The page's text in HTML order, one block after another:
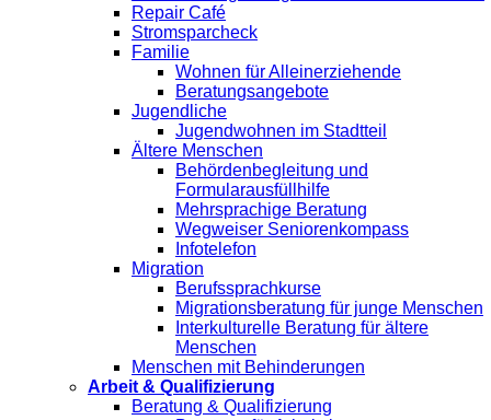
Repair Café
Stromsparcheck
Familie
Wohnen für Alleinerziehende
Beratungsangebote
Jugendliche
Jugendwohnen im Stadtteil
Ältere Menschen
Behördenbegleitung und
Formularausfüllhilfe
Mehrsprachige Beratung
Wegweiser Seniorenkompass
Infotelefon
Migration
Berufssprachkurse
Migrationsberatung für junge Menschen
Interkulturelle Beratung für ältere
Menschen
Menschen mit Behinderungen
Arbeit & Qualifizierung
Beratung & Qualifizierung